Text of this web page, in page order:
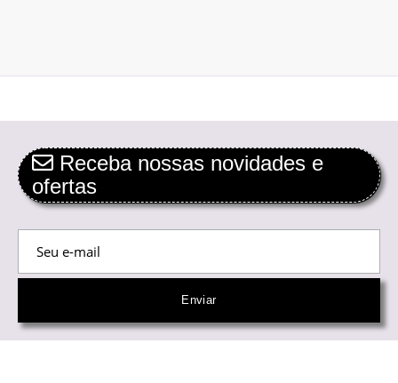
Receba nossas novidades e
ofertas